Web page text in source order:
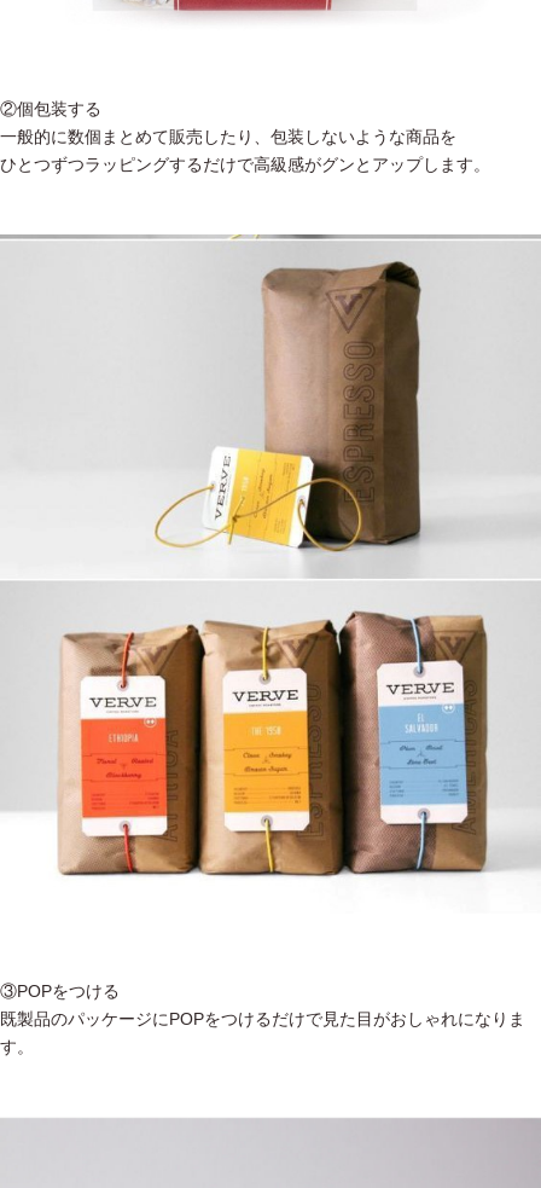
②個包装する
一般的に数個まとめて販売したり、包装しないような商品を
ひとつずつラッピングするだけで高級感がグンとアップします。
③POPをつける
既製品のパッケージにPOPをつけるだけで見た目がおしゃれになりま
す。